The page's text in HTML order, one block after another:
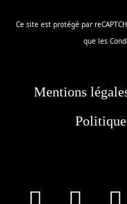
Ce site est protégé par
que les
Mentions